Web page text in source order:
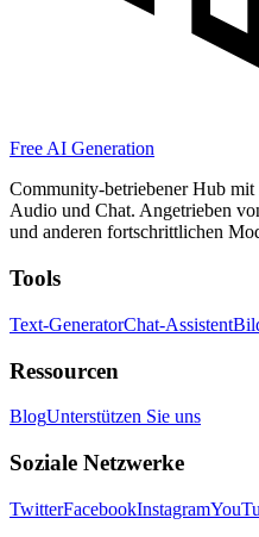
Free AI Generation
Community-betriebener Hub
Audio und Chat. Angetrieben
und anderen fortschrittlichen
Tools
Text-GeneratorChat-Assistent
Ressourcen
BlogUnterstützen Sie uns
Soziale Netzwerke
TwitterFacebookInstagram